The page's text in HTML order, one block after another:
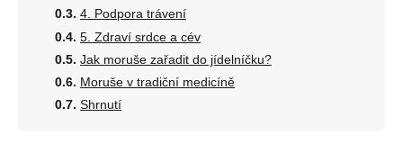
4. Podpora trávení
5. Zdraví srdce a cév
Jak moruše zařadit do jídelníčku?
Moruše v tradiční medicíně
Shrnutí